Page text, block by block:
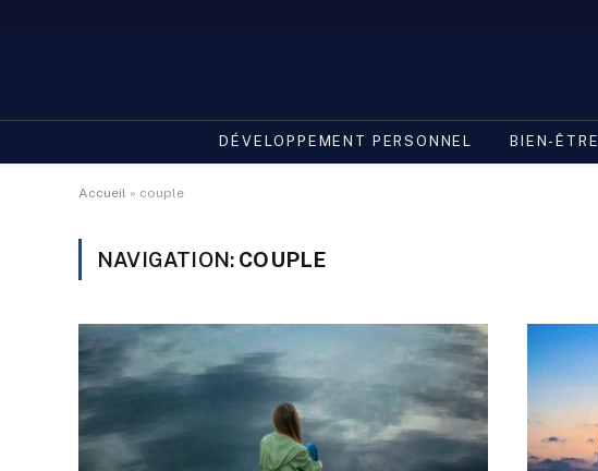
DÉVELOPPEMENT PERSONNEL BIEN-ÊTRE
Accueil » couple
NAVIGATION: COUPLE